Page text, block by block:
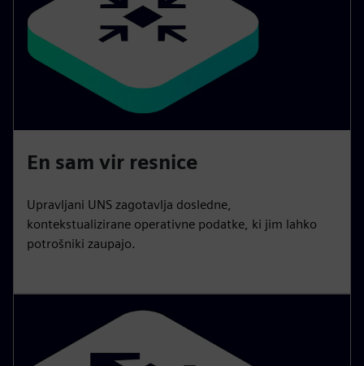
En sam vir resnice
Upravljani UNS zagotavlja dosledne,
kontekstualizirane operativne podatke, ki jim lahko
potrošniki zaupajo.